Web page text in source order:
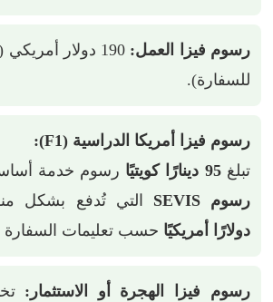
رسوم فيزا العمل:
190 دولار
للسفارة).
رسوم فيزا أمريكا الدراسية (F1):
تبلغ95 دينارًا كويتيًا رسوم خدمة
رسوم SEVIS
التي تُدفع بشكل
دولارًا أمريكيًا حسب تعليمات السفارة
رسوم فيزا الهجرة أو الاستثمار: